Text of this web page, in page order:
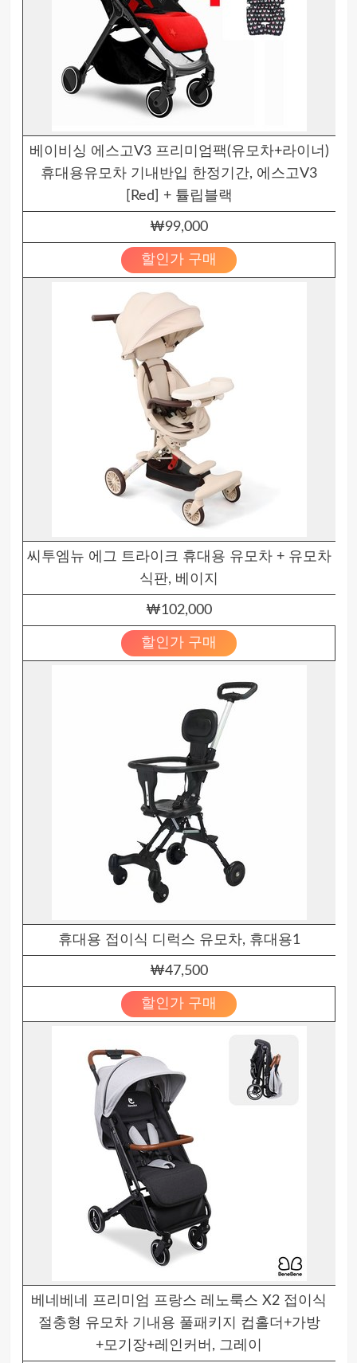
베이비싱 에스고V3 프리미엄팩(유모차+라이너)
휴대용유모차 기내반입 한정기간, 에스고V3
[Red] + 튤립블랙
₩99,000
할인가 구매
씨투엠뉴 에그 트라이크 휴대용 유모차 + 유모차
식판, 베이지
₩102,000
할인가 구매
휴대용 접이식 디럭스 유모차, 휴대용1
₩47,500
할인가 구매
베네베네 프리미엄 프랑스 레노룩스 X2 접이식
절충형 유모차 기내용 풀패키지 컵홀더+가방
+모기장+레인커버, 그레이